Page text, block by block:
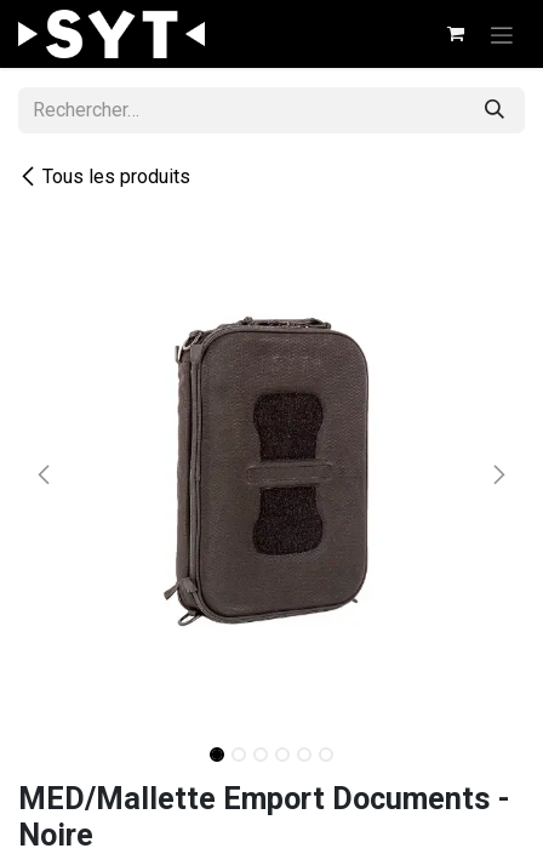
Se rendre au contenu
Tous les produits
MED/Mallette Emport Documents -
Noire